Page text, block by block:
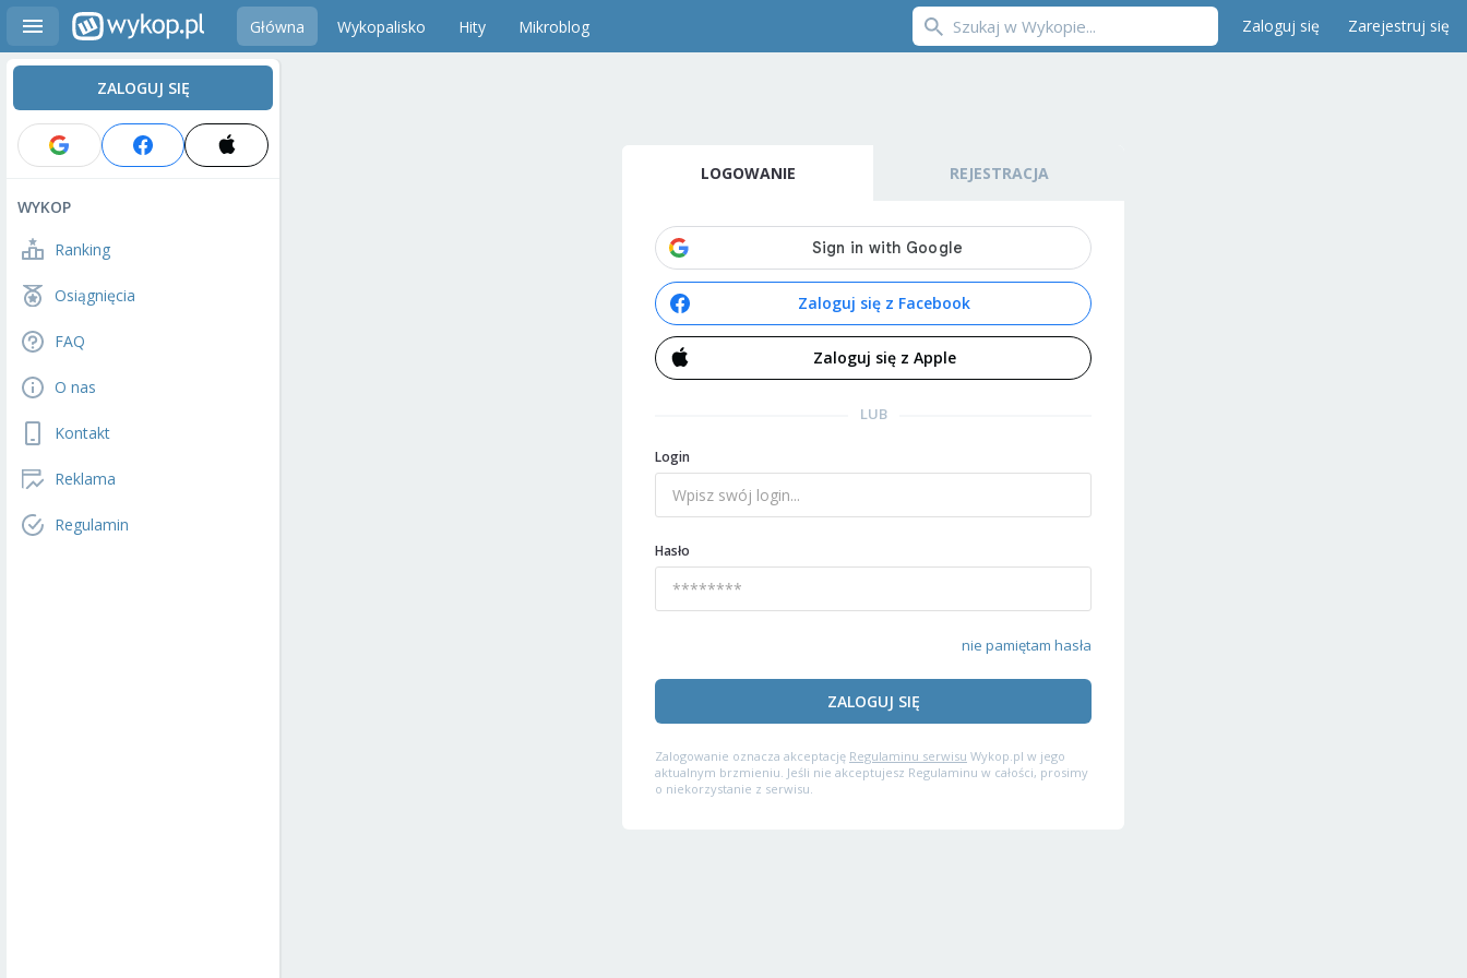
Główna Wykopalisko Hity Mikroblog Zaloguj się Zarejestruj się
ZALOGUJ SIĘ
WYKOP
Ranking
Osiągnięcia
FAQ
O nas
Kontakt
Reklama
Regulamin
LOGOWANIE REJESTRACJA
Zaloguj się z Facebook
Zaloguj się z Apple
LUB
Login
Hasło
nie pamiętam hasła
ZALOGUJ SIĘ
Zalogowanie oznacza akceptację Regulaminu serwisu Wykop.pl w jego
aktualnym brzmieniu. Jeśli nie akceptujesz Regulaminu w całości, prosimy
o niekorzystanie z serwisu.